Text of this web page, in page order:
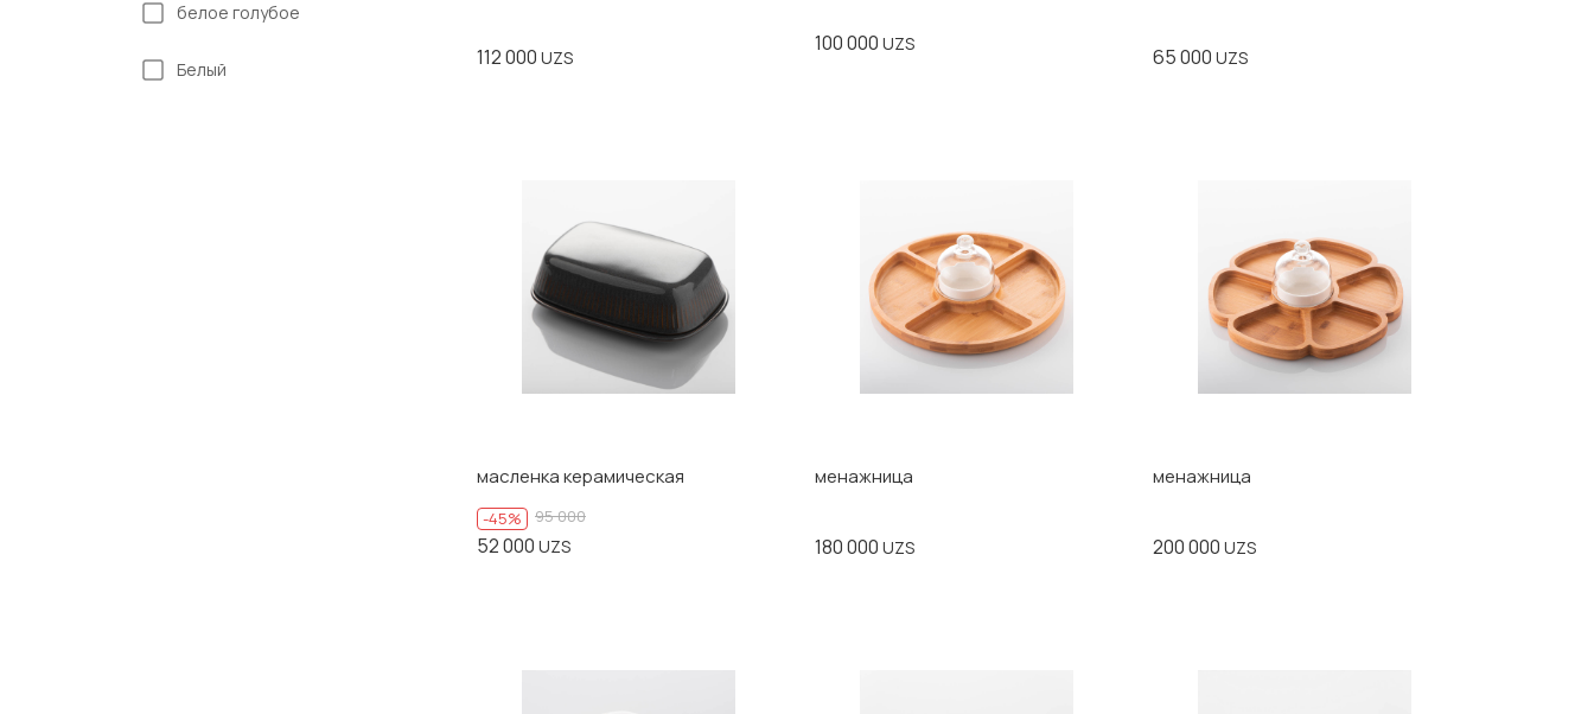
белое голубое
Белый 112 000 UZS
100 000 UZS
65 000 UZS
масленка керамическая
-45% 95 000
52 000 UZS
менажница
180 000 UZS
менажница
200 000 UZS